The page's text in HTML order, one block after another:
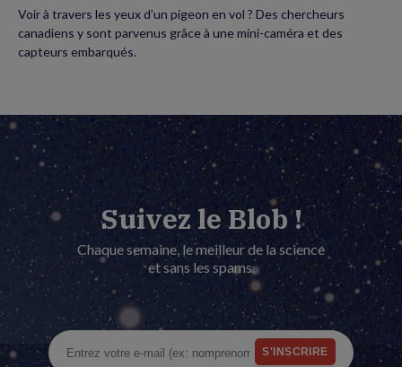
Voir à travers les yeux d’un pigeon en vol ? Des chercheurs
canadiens y sont parvenus grâce à une mini-caméra et des
capteurs embarqués.
Suivez le Blob !
Chaque semaine, le meilleur de la science
et sans les spams.